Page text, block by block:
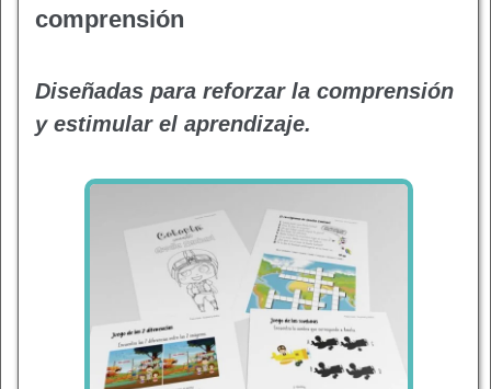
comprensión
Diseñadas para reforzar la comprensión
y estimular el aprendizaje.